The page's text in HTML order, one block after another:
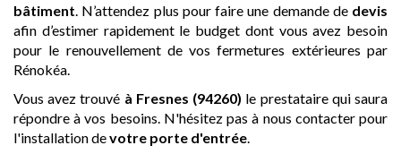
bâtiment . N’attendez plus pour faire une demande de devis
afin d’estimer rapidement le budget dont vous avez besoin
pour le renouvellement de vos fermetures extérieures par
Rénokéa.
Vous avez trouvé à Fresnes (94260) le prestataire qui saura
répondre à vos besoins. N'hésitez pas à nous contacter pour
l'installation devotre porte d'entrée